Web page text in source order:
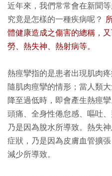
近年來，我們常常會在新聞
究竟是怎樣的一種疾病呢？
體健康造成之傷害的總稱，
勞、熱失神、熱射病等。
熱痙攣指的是患者出現肌肉
隨肌肉痙攣的情形；當人類
降至過低時，即會產生熱痙
頭痛、全身性倦怠感、嘔吐
乃是因為脫水所導致。熱失
症狀，乃是因為皮膚血管擴
減少所導致。